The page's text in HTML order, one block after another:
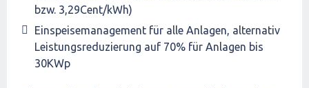
bzw. 3,29Cent/kWh)
Einspeisemanagement für alle Anlagen, alternativ
Leistungsreduzierung auf 70% für Anlagen bis
30KWp